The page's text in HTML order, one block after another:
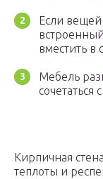
Если
вместить в
Мебель
Кирпичная
теплоты и